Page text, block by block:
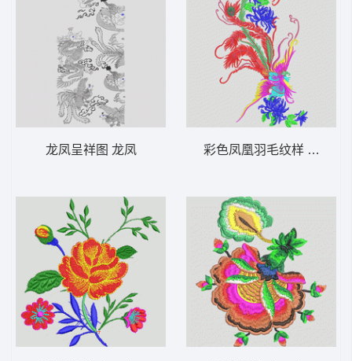
龙凤呈祥图 龙凤 彩色凤凰羽毛纹样 凤凰